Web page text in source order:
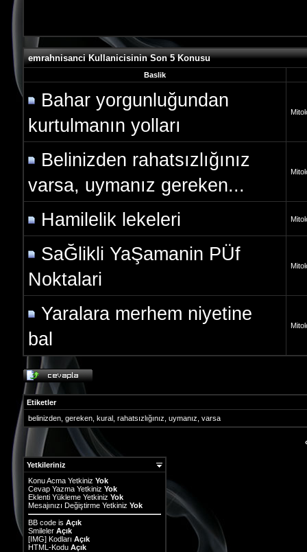
emrahnisanci Kullanicisinin Son 5 Konusu
Baslik
Bahar yorgunluğundan
kurtulmanın yolları
Belinizden rahatsızlığınız
varsa, uymanız gereken...
Hamilelik lekeleri
SaĞlikli YaŞamanin PÜf
Noktalari
Yaralara merhem niyetine
bal
Etiketler
belinizden gereken kural rahatsızlığınız uymanız varsa
Yetkileriniz
Konu Acma Yetkiniz Yok
Cevap Yazma Yetkiniz Yok
Eklenti Yükleme Yetkiniz Yok
Mesajınızı Değiştirme Yetkiniz Yok
BB code is Açık
Smileler Açık
[IMG] Kodları Açık
HTML-Kodu Açık